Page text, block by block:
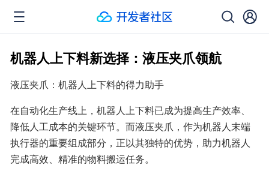
机器人上下料新选择：液压夹爪领航
液压夹爪：机器人上下料的得力助手
在自动化生产线上，机器人上下料已成为提高生产效率、
降低人工成本的关键环节。而液压夹爪，作为机器人末端
执行器的重要组成部分，正以其独特的优势，助力机器人
完成高效、精准的物料搬运任务。